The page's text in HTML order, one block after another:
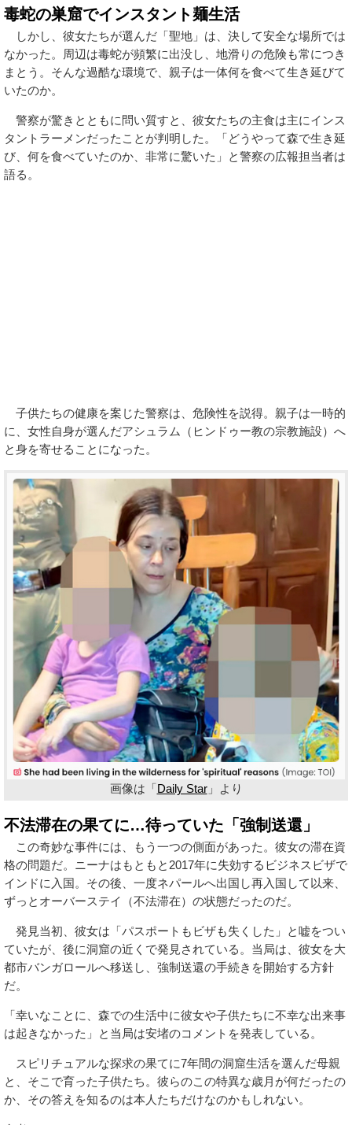
毒蛇の巣窟でインスタント麺生活
しかし、彼女たちが選んだ「聖地」は、決して安全な場所では
なかった。周辺は毒蛇が頻繁に出没し、地滑りの危険も常につき
まとう。そんな過酷な環境で、親子は一体何を食べて生き延びて
いたのか。
警察が驚きとともに問い質すと、彼女たちの主食は主にインス
タントラーメンだったことが判明した。「どうやって森で生き延
び、何を食べていたのか、非常に驚いた」と警察の広報担当者は
語る。
子供たちの健康を案じた警察は、危険性を説得。親子は一時的
に、女性自身が選んだアシュラム（ヒンドゥー教の宗教施設）へ
と身を寄せることになった。
画像は「Daily Star」より
不法滞在の果てに…待っていた「強制送還」
この奇妙な事件には、もう一つの側面があった。彼女の滞在資
格の問題だ。ニーナはもともと2017年に失効するビジネスビザで
インドに入国。その後、一度ネパールへ出国し再入国して以来、
ずっとオーバーステイ（不法滞在）の状態だったのだ。
発見当初、彼女は「パスポートもビザも失くした」と嘘をつい
ていたが、後に洞窟の近くで発見されている。当局は、彼女を大
都市バンガロールへ移送し、強制送還の手続きを開始する方針
だ。
「幸いなことに、森での生活中に彼女や子供たちに不幸な出来事
は起きなかった」と当局は安堵のコメントを発表している。
スピリチュアルな探求の果てに7年間の洞窟生活を選んだ母親
と、そこで育った子供たち。彼らのこの特異な歳月が何だったの
か、その答えを知るのは本人たちだけなのかもしれない。